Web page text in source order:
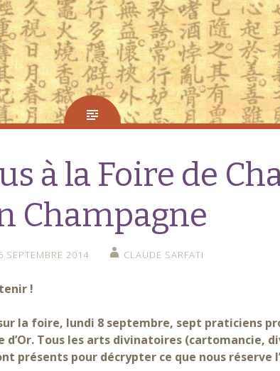
à la Foire de
Champagne
SEPTEMBRE 2014 CLAUDE SARFATI
!
la foire, lundi 8 septembre, sept praticiens
d’Or. Tous les arts divinatoires (cartomancie,
présents pour décrypter ce que nous réserve